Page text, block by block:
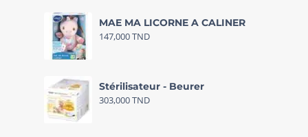
MAE MA LICORNE A CALINER
147,000TND
Stérilisateur - Beurer
303,000TND